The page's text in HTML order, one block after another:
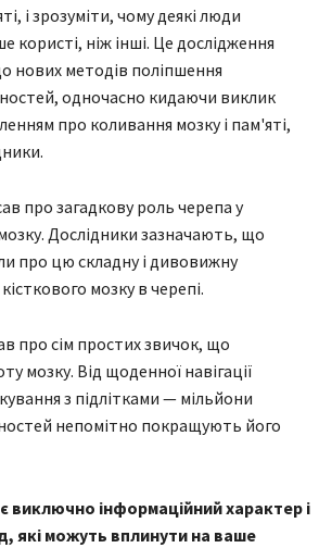
і зрозуміти, чому деякі люди
користі, ніж інші. Це дослідження
нових методів поліпшення
одночасно кидаючи виклик
про коливання мозку і пам'яті,
про загадкову роль черепа у
Дослідники зазначають, що
про цю складну і дивовижну
мозку в черепі.
про сім простих звичок, що
мозку. Від щоденної навігації
з підлітками — мільйони
непомітно покращують його
виключно інформаційний характер і
які можуть вплинути на ваше